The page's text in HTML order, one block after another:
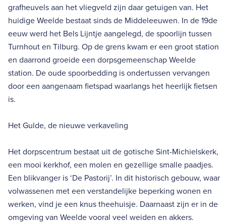
grafheuvels aan het vliegveld zijn daar getuigen van. Het
huidige Weelde bestaat sinds de Middeleeuwen. In de 19de
eeuw werd het Bels Lijntje aangelegd, de spoorlijn tussen
Turnhout en Tilburg. Op de grens kwam er een groot station
en daarrond groeide een dorpsgemeenschap Weelde
station. De oude spoorbedding is ondertussen vervangen
door een aangenaam fietspad waarlangs het heerlijk fietsen
is.
Het Gulde, de nieuwe verkaveling
Het dorpscentrum bestaat uit de gotische Sint-Michielskerk,
een mooi kerkhof, een molen en gezellige smalle paadjes.
Een blikvanger is ‘De Pastorij’. In dit historisch gebouw, waar
volwassenen met een verstandelijke beperking wonen en
werken, vind je een knus theehuisje. Daarnaast zijn er in de
omgeving van Weelde vooral veel weiden en akkers.